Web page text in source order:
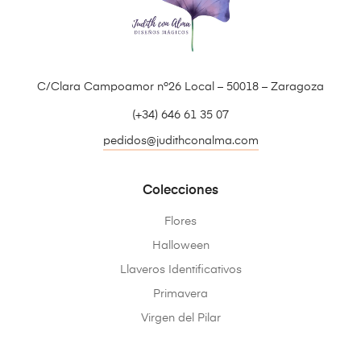
C/Clara Campoamor nº26 Local – 50018 – Zaragoza
(+34) 646 61 35 07
pedidos@judithconalma.com
Colecciones
Flores
Halloween
Llaveros Identificativos
Primavera
Virgen del Pilar